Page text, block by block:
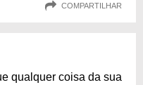
COMPARTILHAR
qualquer coisa da sua